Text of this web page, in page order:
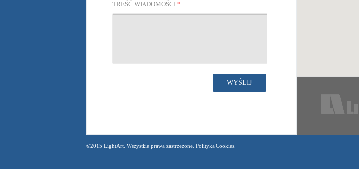
TREŚĆ WIADOMOŚCI *
©2015 LightArt. Wszystkie prawa zastrzeżone. Polityka Cookies.